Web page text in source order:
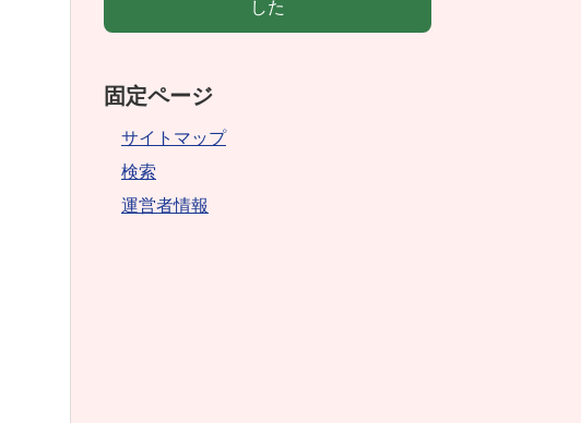
した
固定ページ
サイトマップ
検索
運営者情報